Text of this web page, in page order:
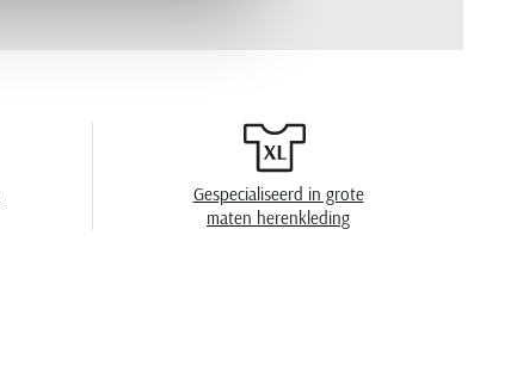
button-down boord
Gespecialiseerd in grote
maten herenkleding